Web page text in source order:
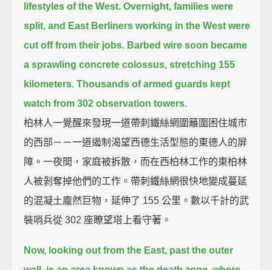
lifestyles of the West. Overnight, families were
split, and East Berliners working in the West were
cut off from their jobs. Barbed wire soon became
a sprawling concrete colossus, stretching 155
kilometers. Thousands of armed guards kept
watch from 302 observation towers.
柏林人一覺醒來發現一道帶刺鐵絲網圍籬圍困住城市
的西部－－一道遏制渴望西德生活型態的東德人的屏
障。一夜間，家庭被拆散，而在西柏林工作的東柏林
人被剝奪掉他們的工作。帶刺鐵絲網很快地變成蔓延
的混凝土龐然巨物，延伸了 155 公里。數以千計的武
裝哨兵從 302 座瞭望塔上看守著。
Now, looking out from the East, past the outer